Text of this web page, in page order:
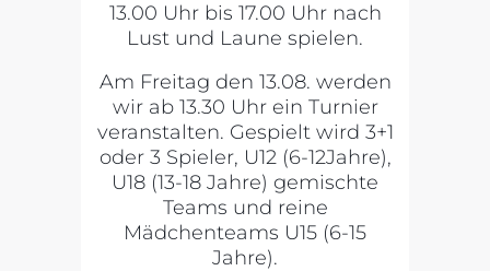
13.00 Uhr bis 17.00 Uhr nach
Lust und Laune spielen.
Am Freitag den 13.08. werden
wir ab 13.30 Uhr ein Turnier
veranstalten. Gespielt wird 3+1
oder 3 Spieler, U12 (6-12Jahre),
U18 (13-18 Jahre) gemischte
Teams und reine
Mädchenteams U15 (6-15
Jahre).